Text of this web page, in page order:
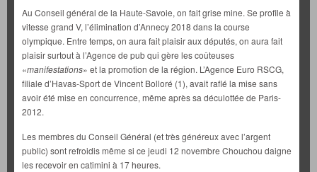
Au Conseil général de la Haute-Savoie, on fait grise mine. Se profile à
vitesse grand V, l’élimination d’Annecy 2018 dans la course
olympique. Entre temps, on aura fait plaisir aux députés, on aura fait
plaisir surtout à l’Agence de pub qui gère les coûteuses
«manifestations» et la promotion de la région. L’Agence Euro RSCG,
filiale d’Havas-Sport de Vincent Bolloré (1), avait raflé la mise sans
avoir été mise en concurrence, même après sa déculottée de Paris-
2012.
Les membres du Conseil Général (et très généreux avec l’argent
public) sont refroidis même si ce jeudi 12 novembre Chouchou daigne
les recevoir en catimini à 17 heures.